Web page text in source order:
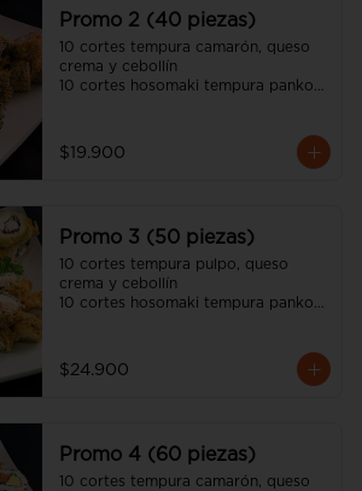
Promo 2 (40 piezas)
10 cortes tempura camarón, queso
crema y cebollín
10 cortes hosomaki tempura panko
crema y ciboulette
10 cortes california sésamo pollo
$19.900
Promo 3 (50 piezas)
10 cortes tempura pulpo, queso
crema y cebollín
10 cortes hosomaki tempura panko
tempura, queso crema y cebollín
10 cortes california sésamo salmón,
(incluye tres salsa soya y dos salsa
unagui, 3 palitos)
$24.900
Promo 4 (60 piezas)
10 cortes tempura camarón, queso